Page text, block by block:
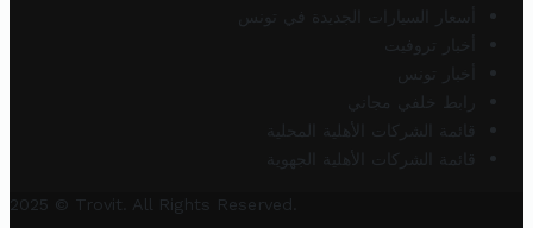
أسعار السيارات الجديدة في تونس
أخبار تروفيت
أخبار تونس
رابط خلفي مجاني
قائمة الشركات الأهلية المحلية
قائمة الشركات الأهلية الجهوية
2025 © Trovit. All Rights Reserved.